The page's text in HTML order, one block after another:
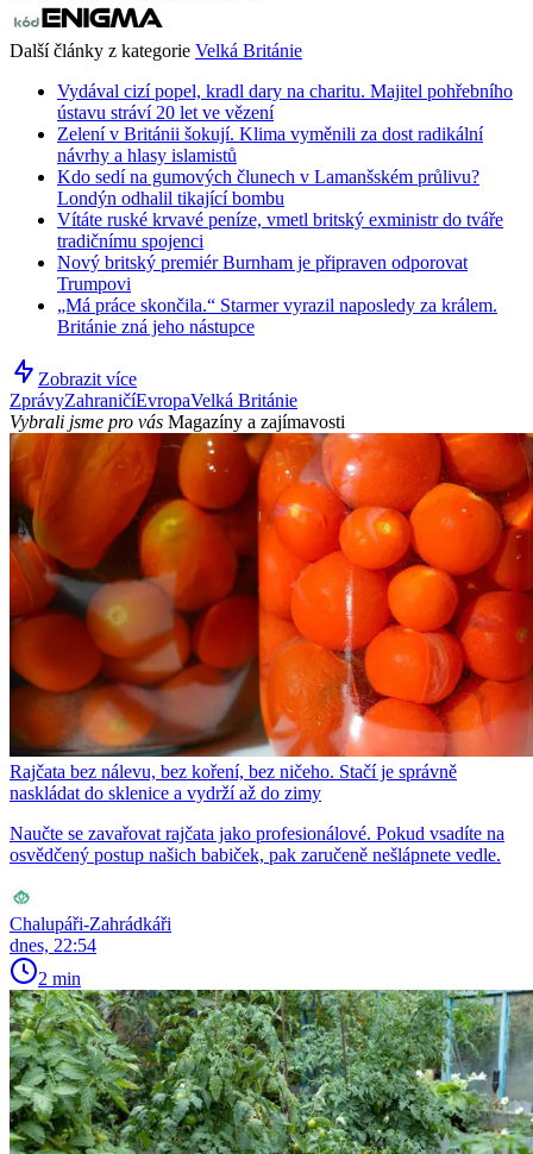
Další články z kategorie Velká Británie
Vydával cizí popel, kradl dary na charitu. Majitel pohřebního
ústavu stráví 20 let ve vězení
Zelení v Británii šokují. Klima vyměnili za dost radikální
návrhy a hlasy islamistů
Kdo sedí na gumových člunech v Lamanšském průlivu?
Londýn odhalil tikající bombu
Vítáte ruské krvavé peníze, vmetl britský exministr do tváře
tradičnímu spojenci
Nový britský premiér Burnham je připraven odporovat
Trumpovi
„Má práce skončila.“ Starmer vyrazil naposledy za králem.
Británie zná jeho nástupce
Zobrazit více
ZprávyZahraničíEvropaVelká Británie
Vybrali jsme pro vás Magazíny a zajímavosti
Rajčata bez nálevu, bez koření, bez ničeho. Stačí je správně
naskládat do sklenice a vydrží až do zimy
Naučte se zavařovat rajčata jako profesionálové. Pokud vsadíte na
osvědčený postup našich babiček, pak zaručeně nešlápnete vedle.
Chalupáři-Zahrádkáři
dnes, 22:54
2 min